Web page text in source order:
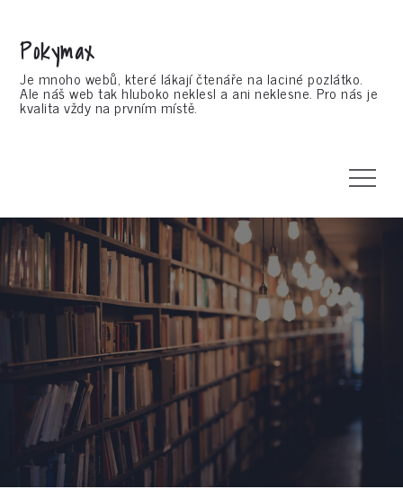
content
Pokymax
Je mnoho webů, které lákají čtenáře na laciné pozlátko.
Ale náš web tak hluboko neklesl a ani neklesne. Pro nás je
kvalita vždy na prvním místě.
Menu